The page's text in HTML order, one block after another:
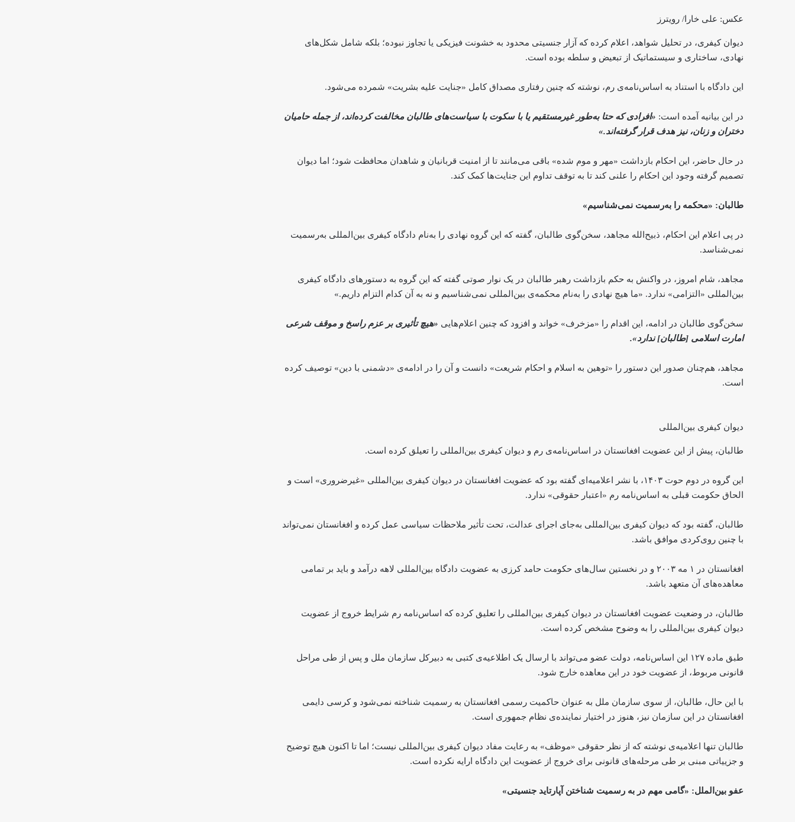
عکس: علی خارا/ رویترز
دیوان کیفری، در تحلیل شواهد، اعلام کرده که آزار جنسیتی محدود به خشونت فیزیکی یا تجاوز نبوده؛ بلکه شامل شکل‌های
نهادی، ساختاری و سیستماتیک از تبعیض و سلطه بوده است.
این دادگاه با استناد به اساس‌نامه‌ی رم، نوشته که چنین رفتاری مصداق کامل «جنایت علیه بشریت» شمرده می‌شود.
در این بیانیه آمده است: «افرادی که حتا به‌طور غیرمستقیم یا با سکوت با سیاست‌های طالبان مخالفت کرده‌اند، از جمله حامیان
دختران و زنان، نیز هدف قرار گرفته‌اند.»
در حال حاضر، این احکام بازداشت «مهر و موم شده» باقی می‌مانند تا از امنیت قربانیان و شاهدان محافظت شود؛ اما دیوان
تصمیم گرفته وجود این احکام را علنی کند تا به توقف تداوم این جنایت‌ها کمک کند.
طالبان: «محکمه را به‌رسمیت نمی‌شناسیم»
در پی اعلام این احکام، ذبیح‌الله مجاهد، سخن‌گوی طالبان، گفته که این گروه نهادی را به‌نام دادگاه کیفری بین‌المللی به‌رسمیت
نمی‌شناسد.
مجاهد، شام امروز، در واکنش به حکم بازداشت رهبر طالبان در یک نوار صوتی گفته که این گروه به دستورهای دادگاه کیفری
بین‌المللی «التزامی» ندارد. «ما هیچ نهادی را به‌نام محکمه‌ی بین‌المللی نمی‌شناسیم و نه به آن کدام التزام داریم.»
سخن‌گوی طالبان در ادامه، این اقدام را «مزخرف» خواند و افزود که چنین اعلام‌هایی «هیچ تأثیری بر عزم راسخ و موقف شرعی
امارت اسلامی [طالبان] ندارد».
مجاهد، هم‌چنان صدور این دستور را «توهین به اسلام و احکام شریعت» دانست و آن را در ادامه‌ی «دشمنی با دین» توصیف کرده
است.
دیوان کیفری بین‌المللی
طالبان، پیش از این عضویت افغانستان در اساس‌نامه‌ی رم و دیوان کیفری بین‌المللی را تعیلق کرده است.
این گروه در دوم حوت ۱۴۰۳، با نشر اعلامیه‌ای گفته بود که عضویت افغانستان در دیوان کیفری بین‌المللی «غیرضروری» است و
الحاق حکومت قبلی به اساس‌نامه رم «اعتبار حقوقی» ندارد.
طالبان، گفته بود که دیوان کیفری بین‌المللی به‌جای اجرای عدالت، تحت تأثیر ملاحظات سیاسی عمل کرده و افغانستان نمی‌تواند
با چنین روی‌کردی موافق باشد.
افغانستان در ۱ مه ۲۰۰۳ و در نخستین سال‌های حکومت حامد کرزی به عضویت دادگاه بین‌المللی لاهه درآمد و باید بر تمامی
معاهده‌های آن متعهد باشد.
طالبان، در وضعیت عضویت افغانستان در دیوان کیفری بین‌المللی را تعلیق کرده که اساس‌نامه رم شرایط خروج از عضویت
دیوان کیفری بین‌المللی را به وضوح مشخص کرده است.
طبق ماده ۱۲۷ این اساس‌نامه، دولت عضو می‌تواند با ارسال یک اطلاعیه‌ی کتبی به دبیرکل سازمان ملل و پس از طی مراحل
قانونی مربوط، از عضویت خود در این معاهده خارج شود.
با این حال، طالبان، از سوی سازمان ملل به عنوان حاکمیت رسمی افغانستان به رسمیت شناخته نمی‌شود و کرسی دایمی
افغانستان در این سازمان نیز، هنوز در اختیار نماینده‌ی نظام جمهوری است.
طالبان تنها اعلامیه‌ی نوشته که از نظر حقوقی «موظف» به رعایت مفاد دیوان کیفری بین‌المللی نیست؛ اما تا اکنون هیچ توضیح
و جزییاتی مبنی بر طی مرحله‌های قانونی برای خروج از عضویت این دادگاه ارایه نکرده است.
عفو بین‌الملل: «گامی مهم در به رسمیت شناختن آپارتاید جنسیتی»